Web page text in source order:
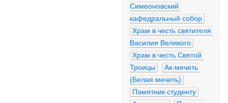
Симеоновский
кафедральный собор
Храм в честь святителя
Василия Великого
Храм в честь Святой
Троицы
Ак-мечеть
(Белая мечеть)
Памятник студенту